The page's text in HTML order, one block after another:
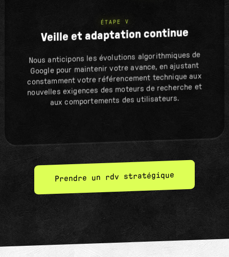
ÉTAPE V
Veille et adaptation continue
Nous anticipons les évolutions algorithmiques de
Google pour maintenir votre avance, en ajustant
constamment votre référencement technique aux
nouvelles exigences des moteurs de recherche et
aux comportements des utilisateurs.
Prendre un rdv stratégique